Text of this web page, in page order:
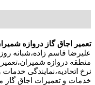
تعمیر اجاق گاز دروازه
علیرضا قاسم زاده،شبانه
منطقه دروازه
نرخ اتحادیه،نمایندگی
خدمات و تعمیرات اجاق گاز